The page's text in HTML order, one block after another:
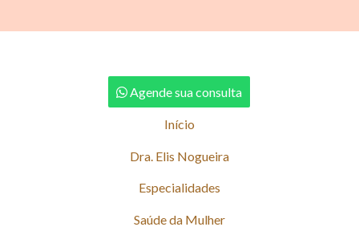
Agende sua consulta
Início
Dra. Elis Nogueira
Especialidades
Saúde da Mulher